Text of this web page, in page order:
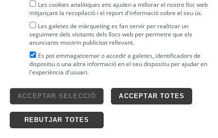
powered by4tickets S.L.
Ticketing solutions
Avís legal
Condicions generals
Les cookies analítiques ens ajuden a millorar el nostre lloc web
mitjançant la recopilació i el report d'informació sobre el seu ús.
Les galetes de màrqueting es fan servir per realitzar un
seguiment dels visitants dels llocs web per permetre que els
anunciants mostrin publicitat rellevant.
Es pot emmagatzemar o accedir a galetes, identificadors de
dispositiu o una altra informació en el seu dispositiu per ajudar en
l'experiència d'usuari.
ACCEPTAR TOTES
ACCEPTAR SELECCIÓ
REBUTJAR TOTES